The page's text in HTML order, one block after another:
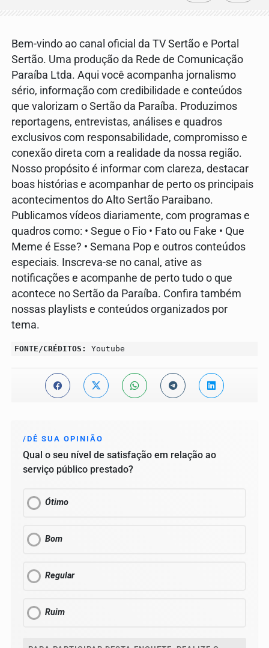
Bem-vindo ao canal oficial da TV Sertão e Portal
Sertão. Uma produção da Rede de Comunicação
Paraíba Ltda. Aqui você acompanha jornalismo
sério, informação com credibilidade e conteúdos
que valorizam o Sertão da Paraíba. Produzimos
reportagens, entrevistas, análises e quadros
exclusivos com responsabilidade, compromisso e
conexão direta com a realidade da nossa região.
Nosso propósito é informar com clareza, destacar
boas histórias e acompanhar de perto os principais
acontecimentos do Alto Sertão Paraibano.
Publicamos vídeos diariamente, com programas e
quadros como: • Segue o Fio • Fato ou Fake • Que
Meme é Esse? • Semana Pop e outros conteúdos
especiais. Inscreva-se no canal, ative as
notificações e acompanhe de perto tudo o que
acontece no Sertão da Paraíba. Confira também
nossas playlists e conteúdos organizados por
tema.
FONTE/CRÉDITOS: Youtube
/DÊ SUA OPINIÃO
Qual o seu nível de satisfação em relação ao
serviço público prestado?
Ótimo
Bom
Regular
Ruim